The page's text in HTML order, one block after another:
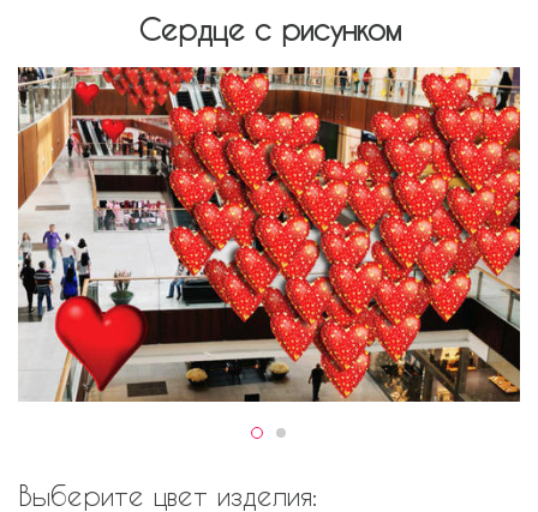
Портфолио
Контакты
Сердце с рисунком
Выберите цвет изделия: